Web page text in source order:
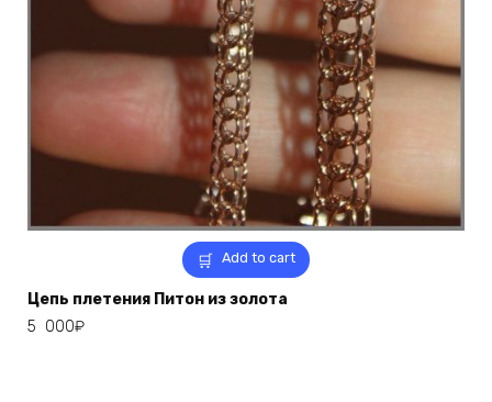
Add to cart
Цепь плетения Питон из золота
5 000₽